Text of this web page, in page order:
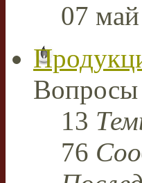
07
Вопросы
13
76